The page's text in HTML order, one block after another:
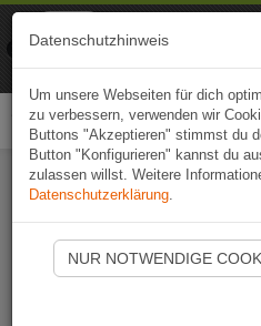
Naviki
Datenschutzhinweis
Um unsere Webseiten für dich
zu verbessern, verwenden wir
Buttons "Akzeptieren" stimmst du
Button "Konfigurieren" kannst du
zulassen willst. Weitere
Datenschutzerklärung.
NUR NOTWENDIGE
Naviki